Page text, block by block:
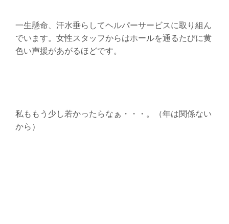
一生懸命、汗水垂らしてヘルパーサービスに取り組ん
でいます。女性スタッフからはホールを通るたびに黄
色い声援があがるほどです。
私ももう少し若かったらなぁ・・・。（年は関係ない
から）